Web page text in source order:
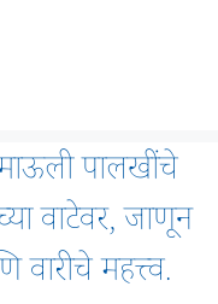
पालखींचे
वाटेवर, जाणून
महत्त्व.